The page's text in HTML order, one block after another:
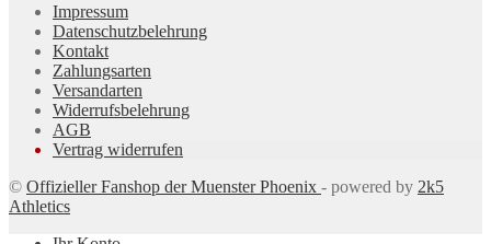
Impressum
Datenschutzbelehrung
Kontakt
Zahlungsarten
Versandarten
Widerrufsbelehrung
AGB
Vertrag widerrufen
© Offizieller Fanshop der Muenster Phoenix - powered by 2k5
Athletics